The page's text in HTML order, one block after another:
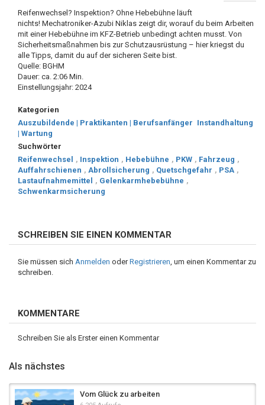
Reifenwechsel? Inspektion? Ohne Hebebühne läuft
nichts! Mechatroniker-Azubi Niklas zeigt dir, worauf du beim Arbeiten
mit einer Hebebühne im KFZ-Betrieb unbedingt achten musst. Von
Sicherheitsmaßnahmen bis zur Schutzausrüstung – hier kriegst du
alle Tipps, damit du auf der sicheren Seite bist.
Quelle: BGHM
Dauer: ca. 2:06 Min.
Einstellungsjahr: 2024
Kategorien
Auszubildende | Praktikanten | Berufsanfänger Instandhaltung
| Wartung
Suchwörter
Reifenwechsel
, Inspektion , Hebebühne , PKW , Fahrzeug ,
Auffahrschienen , Abrollsicherung , Quetschgefahr , PSA ,
Lastaufnahmemittel
, Gelenkarmhebebühne ,
Schwenkarmsicherung
SCHREIBEN SIE EINEN KOMMENTAR
Sie müssen sich Anmelden oderRegistrieren , um einen Kommentar zu
schreiben.
KOMMENTARE
Schreiben Sie als Erster einen Kommentar
Als nächstes
Vom Glück zu arbeiten